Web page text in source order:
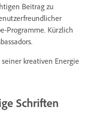
Beitrag zu
Programme. Kürzlich
kreativen Energie
Schriften